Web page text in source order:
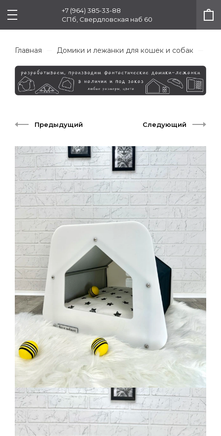
+7 (964) 385-33-88
СПб, Свердловская наб 60
Главная Домики и лежанки для кошек и собак
Предыдущий Следующий